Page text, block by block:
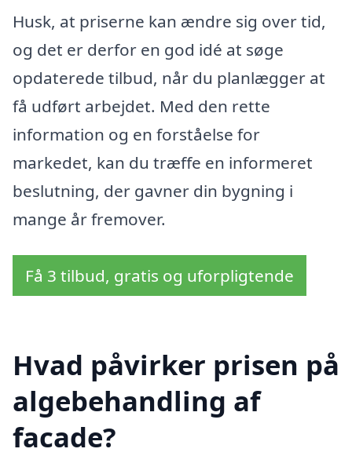
Husk, at priserne kan ændre sig over tid,
og det er derfor en god idé at søge
opdaterede tilbud, når du planlægger at
få udført arbejdet. Med den rette
information og en forståelse for
markedet, kan du træffe en informeret
beslutning, der gavner din bygning i
mange år fremover.
Få 3 tilbud, gratis og uforpligtende
Hvad påvirker prisen på
algebehandling af
facade?